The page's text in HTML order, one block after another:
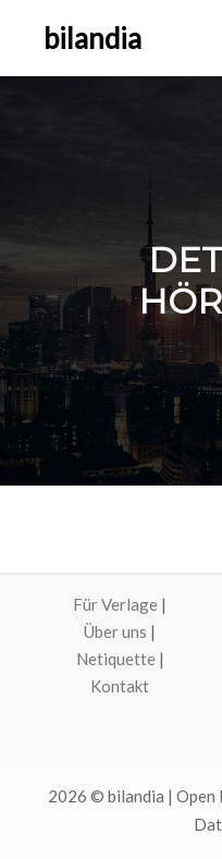
bilandia
Für Verlage |
Über uns |
Netiquette|
Kontakt
2026 © bilandia | Open